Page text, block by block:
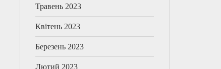
Травень 2023
Квітень 2023
Березень 2023
Лютий 2023